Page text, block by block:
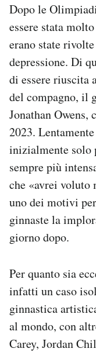
Dopo le
essere stata
erano state
depressione. Di
di essere riuscita
del compagno, il
Jonathan Owens,
2023.
inizialmente solo
sempre più
che «avrei voluto
uno dei motivi
ginnaste la
giorno dopo.
Per quanto sia
infatti un caso
ginnastica
al mondo, con
Carey, Jordan